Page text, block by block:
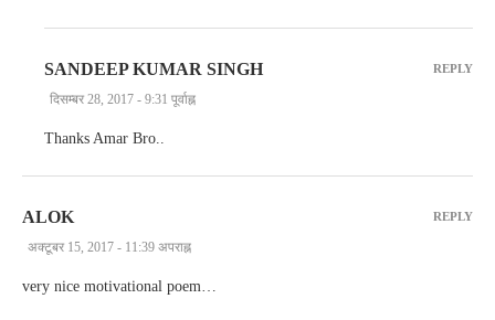
SANDEEP KUMAR SINGH
दिसम्बर 28, 2017 - 9:31 पूर्वाह्न
Thanks Amar Bro..
REPLY
ALOK
अक्टूबर 15, 2017 - 11:39 अपराह्न
very nice motivational poem…
REPLY